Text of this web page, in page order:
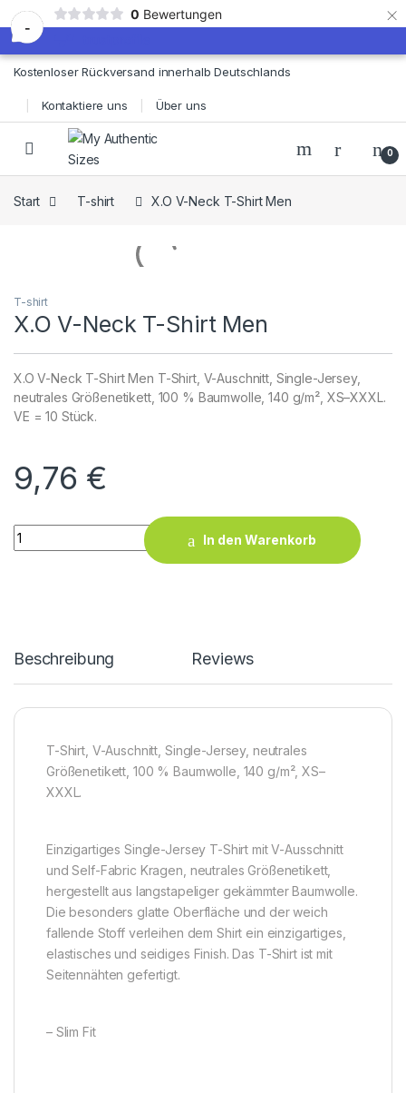
-
0 Bewertungen ×
Skip to navigation
Skip to content
Kostenloser Rückversand innerhalb Deutschlands
Kontaktiere uns Über uns
0
Start T-shirt X.O V-Neck T-Shirt Men
T-shirt
X.O V-Neck T-Shirt Men
X.O V-Neck T-Shirt Men T-Shirt, V-Auschnitt, Single-Jersey,
neutrales Größenetikett, 100 % Baumwolle, 140 g/m², XS–XXXL.
VE = 10 Stück.
9,76 €
X.O V-Neck T-Shirt Men quantity
In den Warenkorb
Beschreibung Reviews
T-Shirt, V-Auschnitt, Single-Jersey, neutrales
Größenetikett, 100 % Baumwolle, 140 g/m², XS–
XXXL.
Einzigartiges Single-Jersey T-Shirt mit V-Ausschnitt
und Self-Fabric Kragen, neutrales Größenetikett,
hergestellt aus langstapeliger gekämmter Baumwolle.
Die besonders glatte Oberfläche und der weich
fallende Stoff verleihen dem Shirt ein einzigartiges,
elastisches und seidiges Finish. Das T-Shirt ist mit
Seitennähten gefertigt.
– Slim Fit